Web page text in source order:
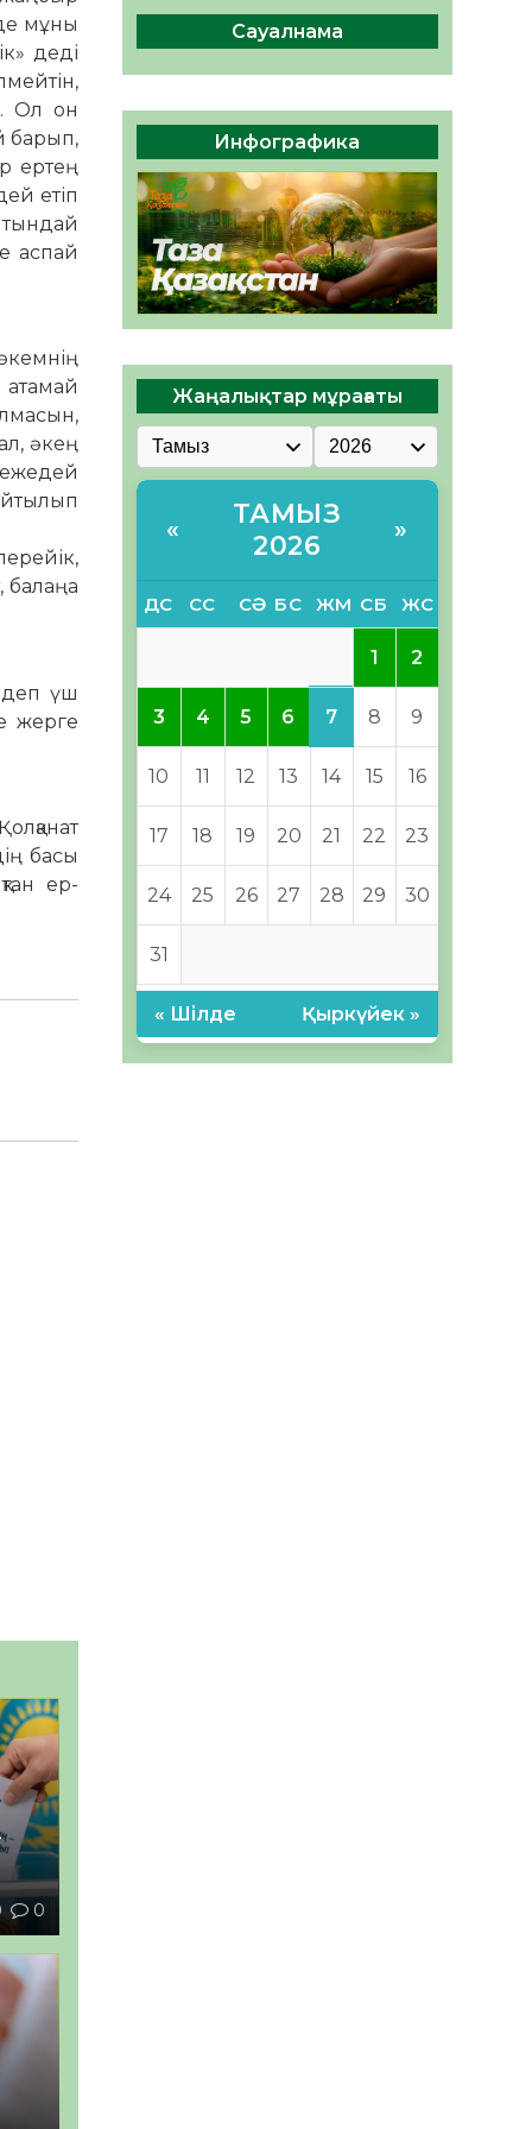
мұны
деді
Ол он
барып,
ертең
етіп
аспай
атамай
әкең
балаңа
деп үш
жерге
басы
ер-
0
беруге дайын
ӘРБІР ДАУЫС – ҚОҒАМ
ДАМУЫНА ҚОСЫЛҒАН
ҮЛЕС
05.08.2026
39 0
Сауалнама
Инфографика
Жаңалықтар мұрағаты
«
ТАМЫЗ
2026
»
ДС СС СӘ БС ЖМ СБ ЖС
1 2
3 4 5 6 7 8 9
10 11 12 13 14 15 16
17 18 19 20 21 22 23
24 25 26 27 28 29 30
31
« Шілде Қыркүйек »